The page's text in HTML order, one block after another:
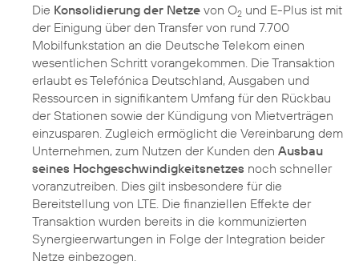
Die Konsolidierung der Netze von O2 und E-Plus ist mit
der Einigung über den Transfer von rund 7.700
Mobilfunkstation an die Deutsche Telekom einen
wesentlichen Schritt vorangekommen. Die Transaktion
erlaubt es Telefónica Deutschland, Ausgaben und
Ressourcen in signifikantem Umfang für den Rückbau
der Stationen sowie der Kündigung von Mietverträgen
einzusparen. Zugleich ermöglicht die Vereinbarung dem
Unternehmen, zum Nutzen der Kunden den Ausbau
seines Hochgeschwindigkeitsnetzes noch schneller
voranzutreiben. Dies gilt insbesondere für die
Bereitstellung von LTE. Die finanziellen Effekte der
Transaktion wurden bereits in die kommunizierten
Synergieerwartungen in Folge der Integration beider
Netze einbezogen.